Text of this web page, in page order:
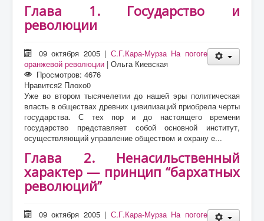
Литература
Глава 1. Государство и
революции
09 октября 2005 | С.Г.Кара-Мурза На погоге
оранжевой революции | Ольга Киевская
Просмотров: 4676
Нравится2 Плохо0
Уже во втором тысячелетии до нашей эры политическая
власть в обществах древних цивилизаций приобрела черты
государства. С тех пор и до настоящего времени
государство представляет собой основной институт,
осуществляющий управление обществом и охрану е...
Глава 2. Ненасильственный
характер — принцип “бархатных
революций”
09 октября 2005 | С.Г.Кара-Мурза На погоге